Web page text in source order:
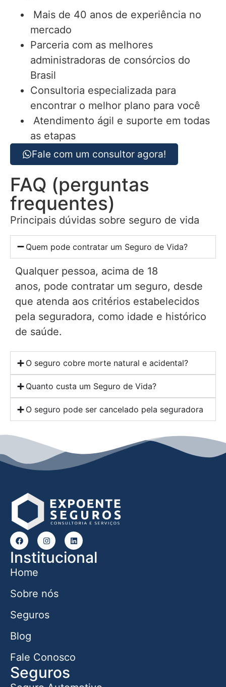
Mais de 40 anos de experiência no
mercado
Parceria com as melhores
administradoras de consórcios do
Brasil
Consultoria especializada para
encontrar o melhor plano para você
Atendimento ágil e suporte em todas
as etapas
Fale com um consultor agora!
FAQ (perguntas
frequentes)
Principais dúvidas sobre seguro de vida
Quem pode contratar um Seguro de Vida?
Qualquer pessoa, acima de 18
anos, pode contratar um seguro, desde
que atenda aos critérios estabelecidos
pela seguradora, como idade e histórico
de saúde.
O seguro cobre morte natural e acidental?
Quanto custa um Seguro de Vida?
O seguro pode ser cancelado pela seguradora
Institucional
Home
Sobre nós
Seguros
Blog
Fale Conosco
Seguros